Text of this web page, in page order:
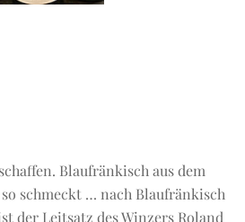
Blaufränkisch aus dem
schmeckt … nach Blaufränkisch
der Leitsatz des Winzers Roland